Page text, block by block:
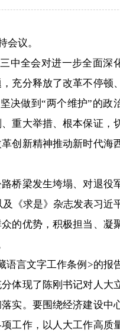
议。
中全会对进一步全面深
充分释放了改革不停顿
决做到“两个维护”的政
重大举措、根本保证，
创新精神推动新时代海
桥梁发生垮塌、对退役
《求是》杂志发表习近
的优势，积极担当、凝
言文字工作条例>的报
体现了陈刚书记对人大
实。要围绕经济建设中
工作，以人大工作高质